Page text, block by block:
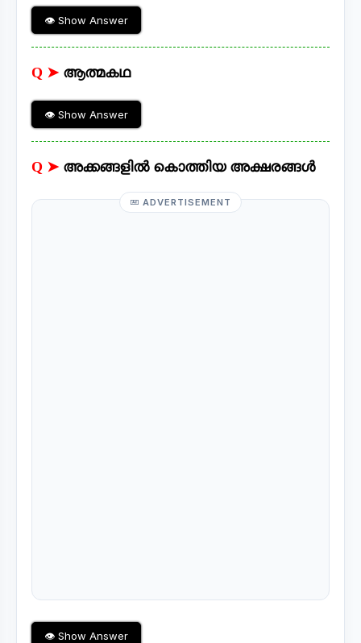
👁 Show Answer
Q ➤ ആത്മകഥ
👁 Show Answer
Q ➤ അക്കങ്ങളിൽ കൊത്തിയ അക്ഷരങ്ങൾ
ADVERTISEMENT
👁 Show Answer